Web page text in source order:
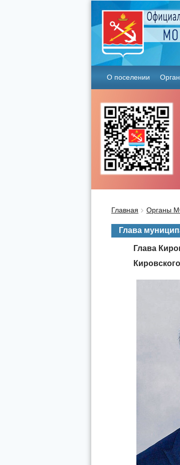
О поселении
Главная Органы
Глава
Глава
Кировского